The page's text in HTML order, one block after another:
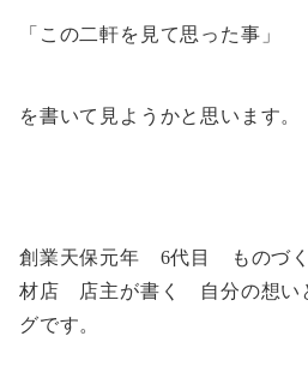
「この二軒を見て思った事」
を書いて見ようかと思います。
創業天保元年 6代目 ものづ
材店 店主が書く 自分の想い
グです。